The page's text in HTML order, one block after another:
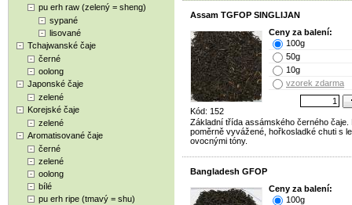
pu erh raw (zelený = sheng)
sypané
lisované
Tchajwanské čaje
černé
oolong
Japonské čaje
zelené
Korejské čaje
zelené
Aromatisované čaje
černé
zelené
oolong
bílé
pu erh ripe (tmavý = shu)
Assam TGFOP SINGLIJAN
Kód: 152
Ceny za balení:
100g
50g
10g
vzorek zdarma
Základní třída assámského černého čaje.
poměrně vyvážené, hořkosladké chuti s
ovocnými tóny.
Bangladesh GFOP
Ceny za balení:
100g